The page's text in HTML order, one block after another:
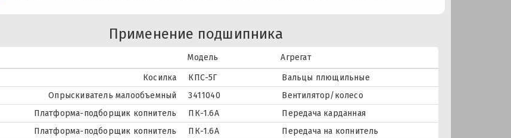
Применение подшипника
Модель
Агрегат
Косилка
КПС-5Г
Вальцы плющильные
Опрыскиватель малообъемный
3411040
Вентилятор/колесо
Платформа-подборщик копнитель
ПК-1.6А
Передача карданная
Платформа-подборщик копнитель
ПК-1.6А
Передача на копнитель